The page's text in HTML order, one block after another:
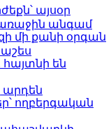
այսօր
անգամ
մի քանի օրգան
են
արդեն
ողբերգական